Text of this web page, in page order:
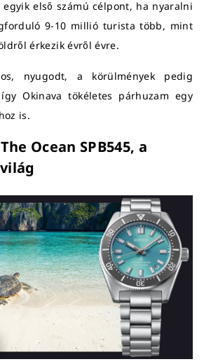
egyik első számú célpont, ha nyaralni
9-10 millió turista több, mint
érkezik évről évre.
nyugodt, a körülmények pedig
Okinava tökéletes párhuzam egy
is.
Ocean SPB545, a